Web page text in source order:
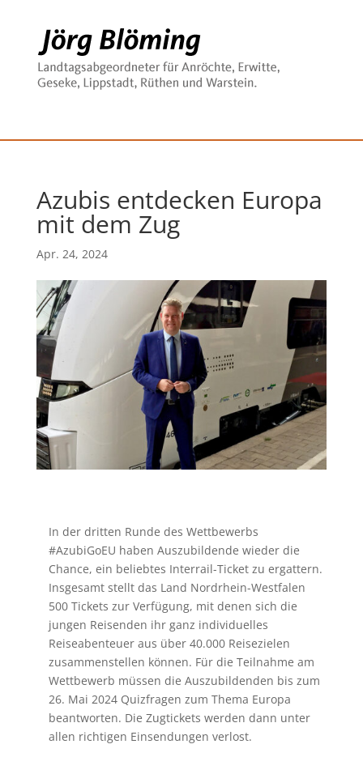
Azubis entdecken Europa
mit dem Zug
Apr. 24, 2024
In der dritten Runde des Wettbewerbs
#AzubiGoEU haben Auszubildende wieder die
Chance, ein beliebtes Interrail-Ticket zu ergattern.
Insgesamt stellt das Land Nordrhein-Westfalen
500 Tickets zur Verfügung, mit denen sich die
jungen Reisenden ihr ganz individuelles
Reiseabenteuer aus über 40.000 Reisezielen
zusammenstellen können. Für die Teilnahme am
Wettbewerb müssen die Auszubildenden bis zum
26. Mai 2024 Quizfragen zum Thema Europa
beantworten. Die Zugtickets werden dann unter
allen richtigen Einsendungen verlost.